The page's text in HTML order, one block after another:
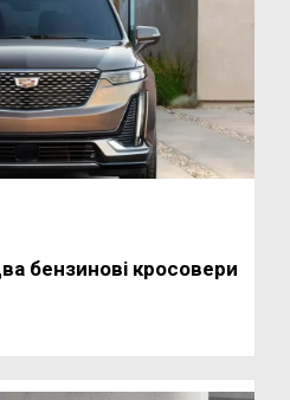
бензинові кросовери